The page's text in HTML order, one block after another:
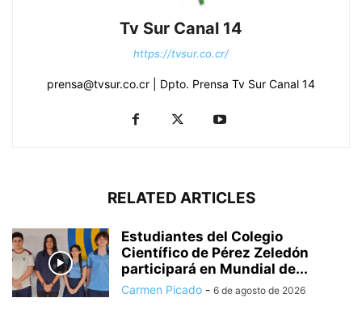
Tv Sur Canal 14
https://tvsur.co.cr/
prensa@tvsur.co.cr | Dpto. Prensa Tv Sur Canal 14
RELATED ARTICLES
Estudiantes del Colegio
Científico de Pérez Zeledón
participará en Mundial de...
Carmen Picado - 6 de agosto de 2026